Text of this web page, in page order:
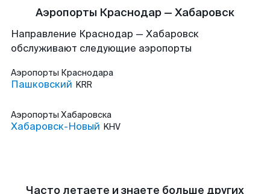
Аэропорты Краснодар — Хабаровск
Направление Краснодар — Хабаровск
обслуживают следующие аэропорты
Аэропорты Краснодара
Пашковский KRR
Аэропорты Хабаровска
Хабаровск-Новый KHV
Часто летаете и знаете больше других